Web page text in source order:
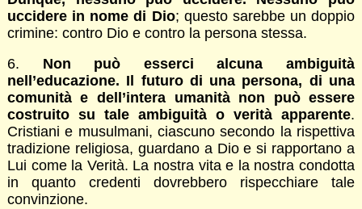
uccidere in nome di Dio; questo sarebbe un doppio
crimine: contro Dio e contro la persona stessa.
6. Non può esserci alcuna ambiguità
nell’educazione. Il futuro di una persona, di una
comunità e dell’intera umanità non può essere
costruito su tale ambiguità o verità apparente.
Cristiani e musulmani, ciascuno secondo la rispettiva
tradizione religiosa, guardano a Dio e si rapportano a
Lui come la Verità. La nostra vita e la nostra condotta
in quanto credenti dovrebbero rispecchiare tale
convinzione.